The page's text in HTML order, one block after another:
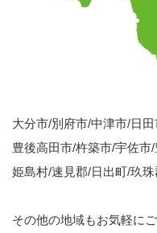
大分市/別府市/中津市/日
豊後高田市/杵築市/宇佐
姫島村/速見郡/日出町/玖
その他の地域もお気軽にご